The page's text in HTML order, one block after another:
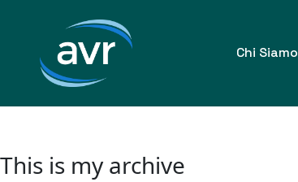
contenuto
Chi Siamo
This is my archive